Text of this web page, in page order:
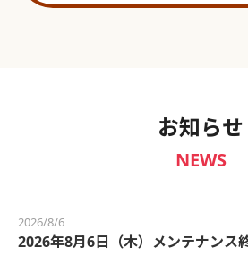
お知らせ
NEWS
2026/8/6
2026年8月6日（木）メンテナンス